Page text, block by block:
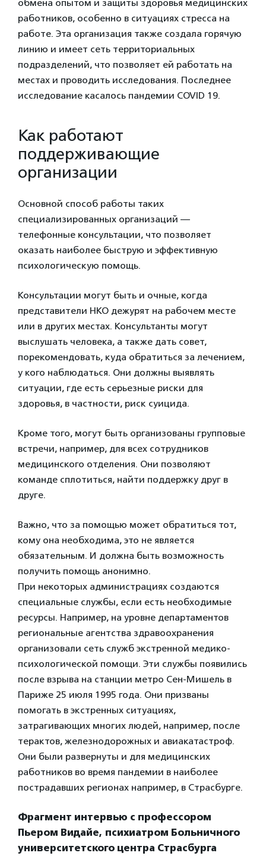
обмена опытом и защиты здоровья медицинских
работников, особенно в ситуациях стресса на
работе. Эта организация также создала горячую
линию и имеет сеть территориальных
подразделений, что позволяет ей работать на
местах и проводить исследования. Последнее
исследование касалось пандемии COVID 19.
Как работают
поддерживающие
организации
Основной способ работы таких
специализированных организаций —
телефонные консультации, что позволяет
оказать наиболее быструю и эффективную
психологическую помощь.
Консультации могут быть и очные, когда
представители НКО дежурят на рабочем месте
или в других местах. Консультанты могут
выслушать человека, а также дать совет,
порекомендовать, куда обратиться за лечением,
у кого наблюдаться. Они должны выявлять
ситуации, где есть серьезные риски для
здоровья, в частности, риск суицида.
Кроме того, могут быть организованы групповые
встречи, например, для всех сотрудников
медицинского отделения. Они позволяют
команде сплотиться, найти поддержку друг в
друге.
Важно, что за помощью может обратиться тот,
кому она необходима, это не является
обязательным. И должна быть возможность
получить помощь анонимно.
При некоторых администрациях создаются
специальные службы, если есть необходимые
ресурсы. Например, на уровне департаментов
региональные агентства здравоохранения
организовали сеть служб экстренной медико-
психологической помощи. Эти службы появились
после взрыва на станции метро Сен-Мишель в
Париже 25 июля 1995 года. Они призваны
помогать в экстренных ситуациях,
затрагивающих многих людей, например, после
терактов, железнодорожных и авиакатастроф.
Они были развернуты и для медицинских
работников во время пандемии в наиболее
пострадавших регионах например, в Страсбурге.
Фрагмент интервью с профессором
Пьером Видайе, психиатром Больничного
университетского центра Страсбурга